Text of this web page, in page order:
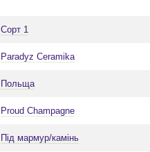
Сорт 1
Paradyz Ceramika
Польща
Proud Сhampagne
Під мармур/камінь